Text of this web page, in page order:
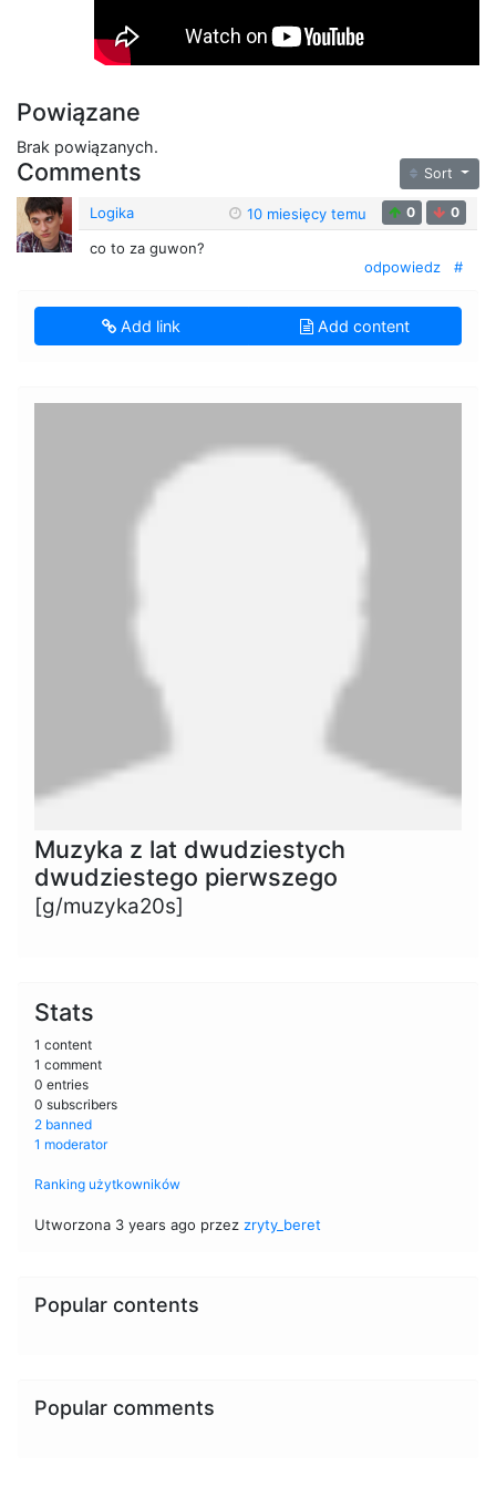
Powiązane
Brak powiązanych.
Comments Sort
Logika 10 miesięcy temu 0 0
co to za guwon?
odpowiedz
#
Add link Add content
Muzyka z lat dwudziestych
dwudziestego pierwszego
[g/muzyka20s]
Stats
1 content
1 comment
0 entries
0 subscribers
2 banned
1 moderator
Ranking użytkowników
Utworzona 3 years ago przez zryty_beret
Popular contents
Popular comments